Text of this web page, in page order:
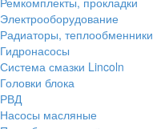
Электрооборудование
Радиаторы, теплообменники
Гидронасосы
Система смазки Lincoln
Головки блока
РВД
Насосы масляные